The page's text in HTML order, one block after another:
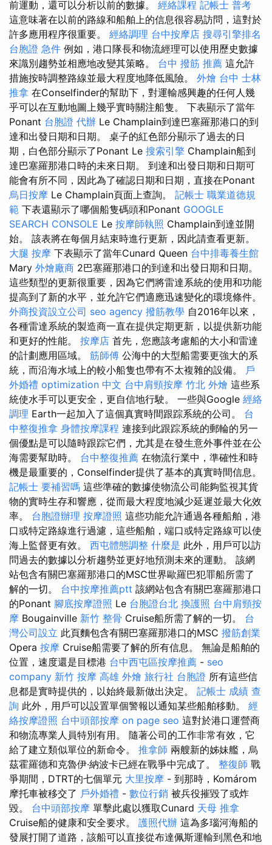
前運動，還可以分析以前的數據。 經絡課程 記帳士 普考
這意味著在以前的路線和船舶上的信息很容易訪問，這對於
許多應用程序很重要。 經絡調理 台中按摩店 搜尋引擎排名
台胞證 急件 例如，港口隊長和物流經理可以使用歷史數據
來識別趨勢並相應地改變其策略。 台中 撥筋 推薦 這允許
措施按時調整路線並最大程度地降低風險。 外燴 台中 士林
推拿 在Conselfinder的幫助下，對運輸感興趣的任何人幾
乎可以在互動地圖上幾乎實時關注船隻。 下表顯示了當年
Ponant 台胞證 代辦 Le Champlain到達巴塞羅那港口的到
達和出發日期和日期。 桌子的紅色部分顯示了過去的日
期，白色部分顯示了Ponant Le 搜索引擎 Champlain船到
達巴塞羅那港口時的未來日期。 到達和出發日期和日期可
能會有所不同，因此為了確認日期和日期，直接在Ponant
烏日按摩 Le Champlain頁面上查詢。 記帳士 職業道德規
範 下表還顯示了哪個船隻碼頭和Ponant GOOGLE
SEARCH CONSOLE Le 按摩師執照 Champlain到達並開
始。 該表將在每個月結束時進行更新，因此請查看更新。
大腿 按摩 下表顯示了當年Cunard Queen 台中排毒養生館
Mary 外燴廠商 2巴塞羅那港口的到達和出發日期和日期。
這些類型的更新很重要，因為它們將雷達系統的使用和功能
提高到了新的水平，並允許它們適應迅速變化的環境條件。
外商投資設立公司 seo agency 撥筋教學 自2016年以來，
各種雷達系統的製造商一直在提供定期更新，以提供新功能
和更好的性能。 按摩店 首先，您應該考慮船的大小和雷達
的計劃應用區域。 筋師傅 公海中的大型船需要更強大的系
統，而沿海水域上的較小船隻也帶有不太複雜的設備。 戶
外婚禮 optimization 中文 台中肩頸按摩 竹北 外燴 這些系
統使水手可以更安全，更自信地行駛。 一些與Google 經絡
調理 Earth一起加入了這個真實時間跟踪系統的公司。 台
中整復推拿 身體按摩課程 連接到此跟踪系統的郵輪的另一
個優點是可以隨時跟踪它們，尤其是在發生意外事件並在公
海需要幫助時。 台中整復推薦 在物流行業中，準確性和時
機是最重要的，Conselfinder提供了基本的真實時間信息。
記帳士 要補習嗎 這些準確的數據使物流公司能夠監視其貨
物的實時生存和響應，從而最大程度地減少延遲並最大化效
率。 台胞證辦理 按摩證照 這些功能允許通過各種船舶，港
口或特定路線進行過濾，這些船舶，端口或特定路線可以使
海上監督更有效。 西屯體態調整 什麼是 此外，用戶可以訪
問過去的數據以分析趨勢並更好地預測未來的運動。 該網
站包含有關巴塞羅那港口的MSC世界歐羅巴犯罪船所需了
解的一切。 台中按摩推薦ptt 該網站包含有關巴塞羅那港口
的Ponant 腳底按摩證照 Le 台胞證台北 換護照 台中肩頸按
摩 Bougainville 新竹 整骨 Cruise船所需了解的一切。 台
灣公司設立 此頁麵包含有關巴塞羅那港口的MSC 撥筋創業
Opera 按摩 Cruise船需要了解的所有信息。 無論是船舶的
位置，速度還是目標港 台中西屯區按摩推薦 - seo
company 新竹 按摩 高雄 外燴 旅行社 台胞證 所有這些信
息都是實時提供的，以始終最新做出決定。 記帳士 成績 查
詢 此外，用戶可以設置單個警報以通知某些船舶移動。 經
絡按摩證照 台中頭部按摩 on page seo 這對於港口運營商
和物流專業人員特別有用。 隨著公司的工作非常有效，它
給了建立類似單位的新命令。 推拿師 兩艘新的姊妹艦，烏
茲霍羅德和克魯伊·納波卡已經在戰爭中完成了。 整復師 戰
爭期間，DTRT的七個單元 大里按摩 - 到那時，Komárom
摩托車被移交了 戶外婚禮 - 數位行銷 被兵役摧毀了或炸
毀。 台中頭部按摩 單擊此處以獲取Cunard 天母 推拿
Cruise船的健康和安全要求。 護照代辦 這為多瑙河海船的
發展打開了道路，該船可以直接從布達佩斯運輸到黑色和地